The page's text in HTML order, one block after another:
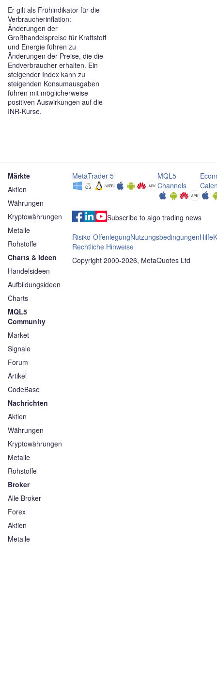
Er gilt als Frühindikator für die
Verbraucherinflation:
Änderungen der
Großhandelspreise für Kraftstoff
und Energie führen zu
Änderungen der Preise, die die
Endverbraucher erhalten. Ein
steigender Index kann zu
steigenden Konsumausgaben
führen mit möglicherweise
positiven Auswirkungen auf die
INR-Kurse.
Märkte
Aktien
Währungen
Kryptowährungen
Metalle
Rohstoffe
Charts & Ideen
Handelsideen
Aufbildungsideen
Charts
MQL5
Community
Market
Signale
Forum
Artikel
CodeBase
Nachrichten
Aktien
Währungen
Kryptowährungen
Metalle
Rohstoffe
Broker
Alle Broker
Forex
Aktien
Metalle
MetaTrader 5
MQL5
Channels
Subscribe to algo trading news
Risiko-OffenlegungNutzungsbedingungenHilfe
Rechtliche Hinweise
Copyright 2000-2026, MetaQuotes Ltd